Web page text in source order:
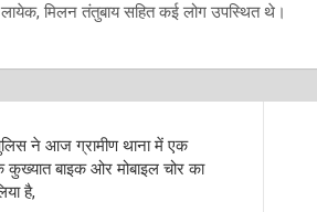
मिलन तंतुबाय सहित कई लोग उपस्थित थे।
ने आज ग्रामीण थाना में एक
कुख्यात बाइक ओर मोबाइल चोर का
है,